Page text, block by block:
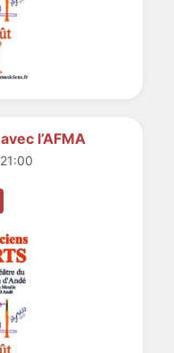
l’AFMA